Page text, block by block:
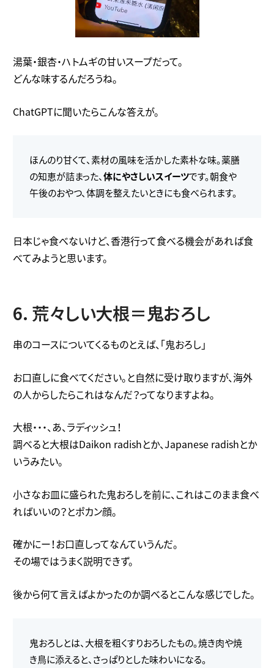
湯葉・銀杏・ハトムギの甘いスープだって。
どんな味するんだろうね。
ChatGPTに聞いたらこんな答えが。
ほんのり甘くて、素材の風味を活かした素朴な味。薬膳
の知恵が詰まった、体にやさしいスイーツです。朝食や
午後のおやつ、体調を整えたいときにも食べられます。
日本じゃ食べないけど、香港行って食べる機会があれば食
べてみようと思います。
6. 荒々しい大根＝鬼おろし
串のコースについてくるものとえば、「鬼おろし」
お口直しに食べてください。と自然に受け取りますが、海外
の人からしたらこれはなんだ？ってなりますよね。
大根・・・、あ、ラディッシュ！
調べると大根はDaikon radishとか、Japanese radishとか
いうみたい。
小さなお皿に盛られた鬼おろしを前に、これはこのまま食べ
ればいいの？とポカン顔。
確かにー！お口直しってなんていうんだ。
その場ではうまく説明できず。
後から何て言えばよかったのか調べるとこんな感じでした。
鬼おろしとは、大根を粗くすりおろしたもの。焼き肉や焼
き鳥に添えると、さっぱりとした味わいになる。